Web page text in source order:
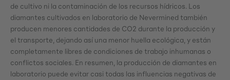
de cultivo ni la contaminación de los recursos hídricos. Los
diamantes cultivados en laboratorio de Nevermined también
producen menores cantidades de CO2 durante la producción y
el transporte, dejando así una menor huella ecológica, y están
completamente libres de condiciones de trabajo inhumanas o
conflictos sociales. En resumen, la producción de diamantes en
laboratorio puede evitar casi todas las influencias negativas de